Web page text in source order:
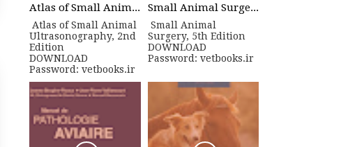
Atlas of Small Animal Ultrasonography, 2nd Edition
Atlas of Small Animal
Ultrasonography, 2nd
Edition
DOWNLOAD
Password: vetbooks.ir
Small Animal Surgery, 5th Edition
Small Animal
Surgery, 5th Edition
DOWNLOAD
Password: vetbooks.ir